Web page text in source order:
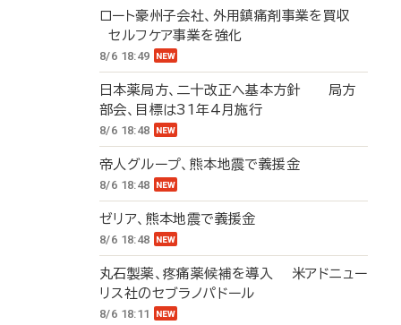
ロート豪州子会社、外用鎮痛剤事業を買収
セルフケア事業を強化
8/6 18:49
日本薬局方、二十改正へ基本方針 局方
部会、目標は31年4月施行
8/6 18:48
帝人グループ、熊本地震で義援金
8/6 18:48
ゼリア、熊本地震で義援金
8/6 18:48
丸石製薬、疼痛薬候補を導入 米アドニュー
リス社のセブラノパドール
8/6 18:11